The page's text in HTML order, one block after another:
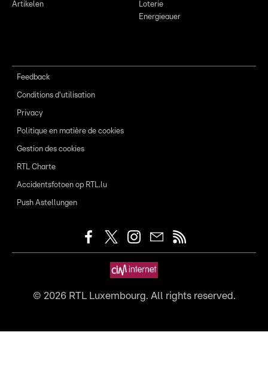
Artikelen
Loterie
Energieauer
Feedback
Conditions d'utilisation
Privacy
Politique en matière de cookies
Gestion des cookies
RTL Charte
Accidentsfotoen op RTL.lu
Push Astellungen
© 2026RTL Luxembourg. All rights reserved.